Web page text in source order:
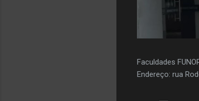
Faculdades
Endereço: rua